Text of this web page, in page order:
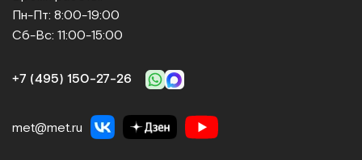
Пн-Пт: 8:00-19:00
Сб-Вс: 11:00-15:00
+7 (495) 150‑27‑26
met@met.ru